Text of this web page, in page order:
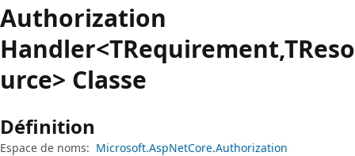
Authorization
Handler<TRequirement,TReso
urce> Classe
Définition
Espace de noms: Microsoft.AspNetCore.Authorization